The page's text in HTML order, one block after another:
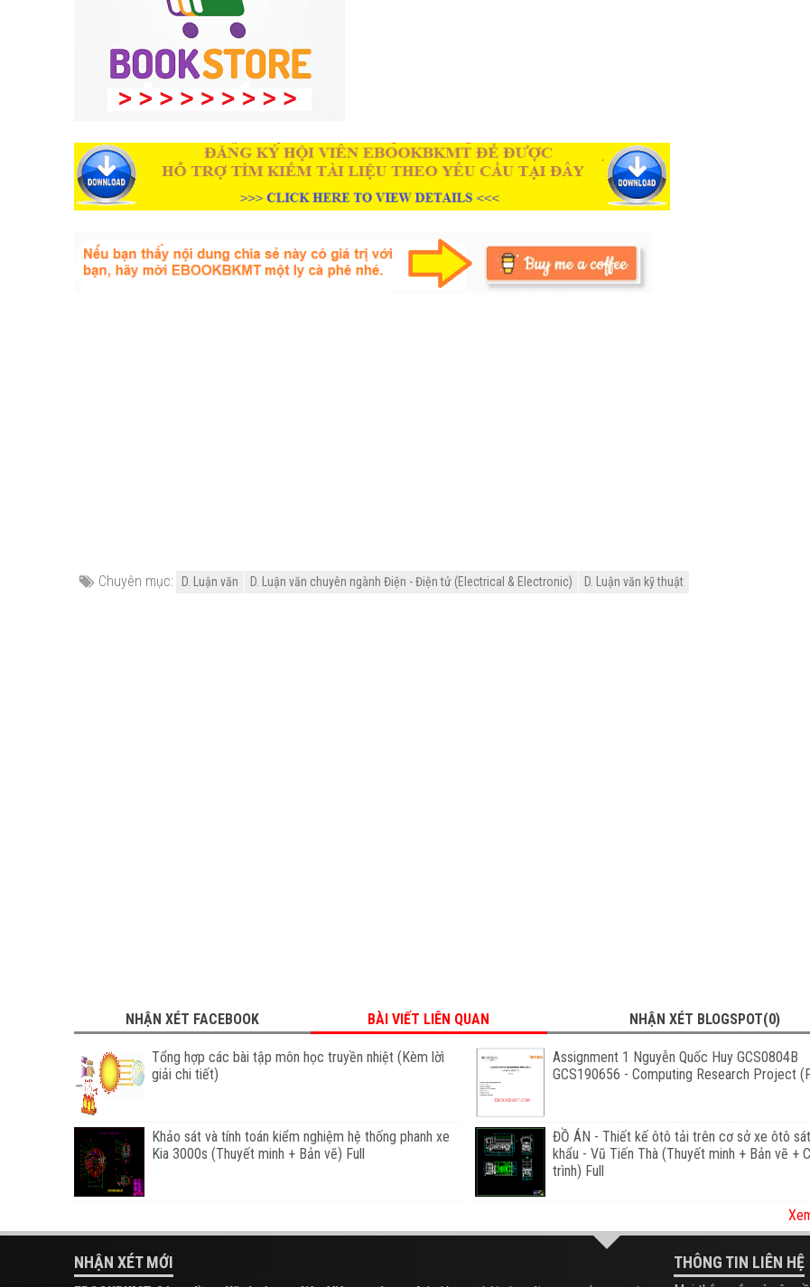
Chuyên mục: D. Luận văn D. Luận văn chuyên ngành Điện - Điện tử (Electrical & Electronic) D. Luận văn kỹ thuật
NHẬN XÉT FACEBOOK BÀI VIẾT LIÊN QUAN NHẬN XÉT BLOGSPOT(0)
Tổng hợp các bài tập môn học truyền nhiệt (Kèm lờì
giải chi tiết)
Assignment 1 Nguyễn Quốc Huy GCS0804B
GCS190656 - Computing Research Project
Khảo sát và tính toán kiểm nghiệm hệ thống phanh xe
Kia 3000s (Thuyết minh + Bản vẽ) Full
ĐỒ ÁN - Thiết kế ôtô tải trên cơ sở xe ôtô
khẩu - Vũ Tiến Thà (Thuyết minh + Bản vẽ +
trình) Full
NHẬN XÉT MỚI THÔNG TIN LIÊN HỆ